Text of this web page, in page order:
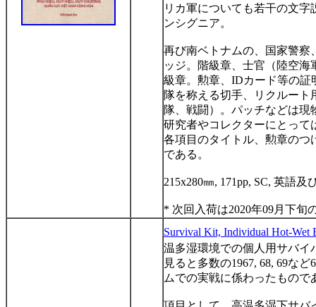
リカ軍についても若干の文
ンシグニア。
再び南ベトナムの、国家警察
ッジ。階級章、士官（陸空海
級章。勲章、 IDカード等の証
隊を称える切手、リクルー
隊、戦闘）。パッチなどは
研究者やコレクターにとって
各項目のタイトル、勲章のつ
である。
215x280㎜, 171pp, SC, 英語及
* 次回入荷は2020年09月下旬
Survival Kit, Individual Hot-Wet
温多湿環境での個人用サバイ
見ると多数の1967, 68, 69など
ムでの実戦に係わったもので